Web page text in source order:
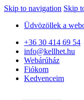
Skip to navigation Skip
Üdvözöllek a
+36 30 414 69 54
info@kellhet.hu
Webárúház
Fiókom
Kedvenceim